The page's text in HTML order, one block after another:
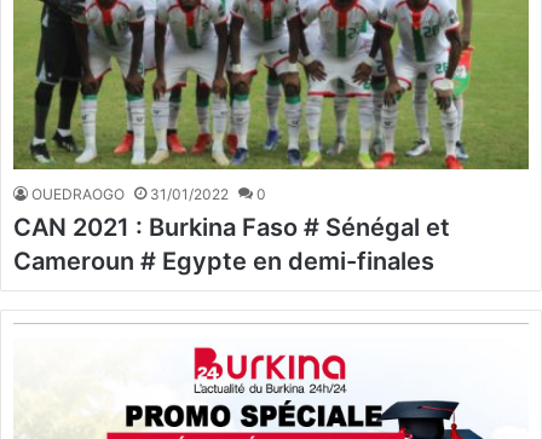
OUEDRAOGO 31/01/2022 0
CAN 2021 : Burkina Faso # Sénégal et
Cameroun # Egypte en demi-finales